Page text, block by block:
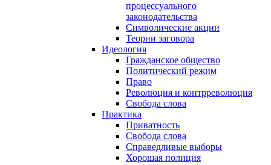
процессуального
законодательства
Символические акции
Теории заговора
Идеология
Гражданское общество
Политический режим
Право
Революция и контрреволюция
Свобода слова
Практика
Приватность
Свобода слова
Справедливые выборы
Хорошая полиция